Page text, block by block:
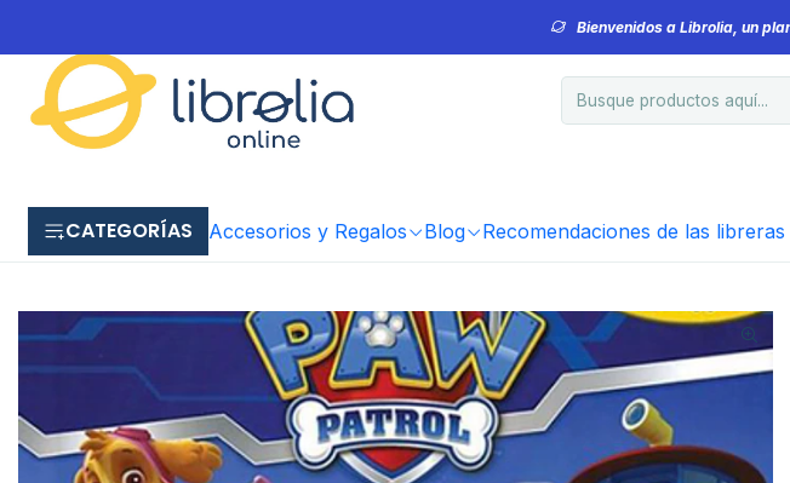
CATEGORÍAS Accesorios y Regalos Blog Recomendaciones de las
Bienvenidos a Librolia, un